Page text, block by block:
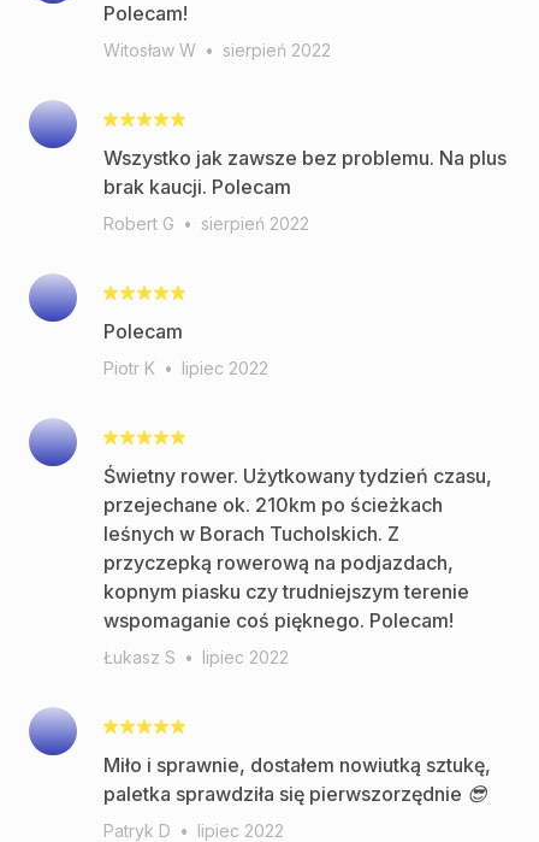
Polecam!
Witosław W • sierpień 2022
Wszystko jak zawsze bez problemu. Na plus
brak kaucji. Polecam
Robert G • sierpień 2022
Polecam
Piotr K • lipiec 2022
Świetny rower. Użytkowany tydzień czasu,
przejechane ok. 210km po ścieżkach
leśnych w Borach Tucholskich. Z
przyczepką rowerową na podjazdach,
kopnym piasku czy trudniejszym terenie
wspomaganie coś pięknego. Polecam!
Łukasz S • lipiec 2022
Miło i sprawnie, dostałem nowiutką sztukę,
paletka sprawdziła się pierwszorzędnie 😎
Patryk D • lipiec 2022